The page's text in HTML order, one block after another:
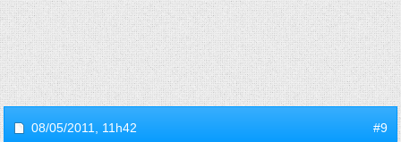
08/05/2011, 11h42 #9